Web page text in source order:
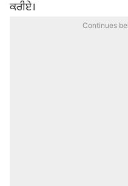
ਕਰੀਏ।
Continues